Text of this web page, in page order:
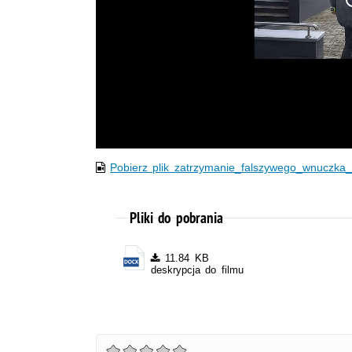
Pobierz plik
Pliki do pobrania
11.84 KB
deskrypcja do filmu